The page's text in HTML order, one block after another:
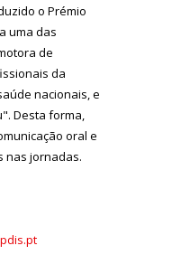
o Prémio
uma das
de
da
nacionais, e
Desta forma,
oral e
nas jornadas.